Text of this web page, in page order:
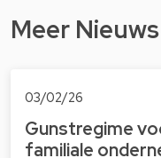
Meer
03/02/26
Gunstregime
familiale